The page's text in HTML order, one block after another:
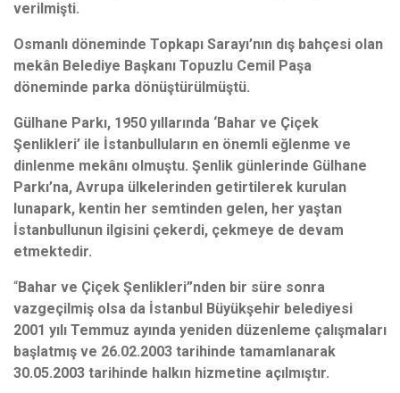
verilmişti.
Osmanlı döneminde Topkapı Sarayı’nın dış bahçesi olan
mekân Belediye Başkanı Topuzlu Cemil Paşa
döneminde parka dönüştürülmüştü.
Gülhane Parkı, 1950 yıllarında ‘Bahar ve Çiçek
Şenlikleri’ ile İstanbulluların en önemli eğlenme ve
dinlenme mekânı olmuştu. Şenlik günlerinde Gülhane
Parkı’na, Avrupa ülkelerinden getirtilerek kurulan
lunapark, kentin her semtinden gelen, her yaştan
İstanbullunun ilgisini çekerdi, çekmeye de devam
etmektedir.
“Bahar ve Çiçek Şenlikleri”nden bir süre sonra
vazgeçilmiş olsa da İstanbul Büyükşehir belediyesi
2001 yılı Temmuz ayında yeniden düzenleme çalışmaları
başlatmış ve 26.02.2003 tarihinde tamamlanarak
30.05.2003 tarihinde halkın hizmetine açılmıştır.